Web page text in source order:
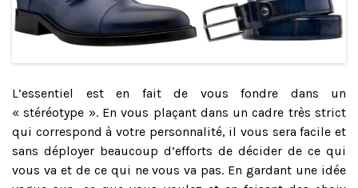
L’essentiel est en fait de vous fondre dans un
« stéréotype ». En vous plaçant dans un cadre très strict
qui correspond à votre personnalité, il vous sera facile et
sans déployer beaucoup d’efforts de décider de ce qui
vous va et de ce qui ne vous va pas. En gardant une idée